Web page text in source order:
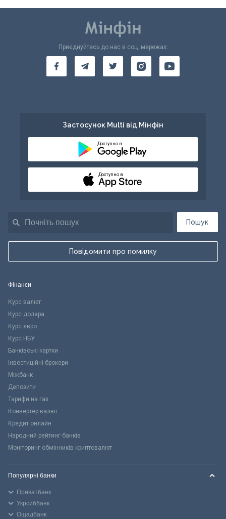
Пошук
Повідомити про помилку
Приєднуйтесь до нас в соц. мережах:
Застосунок Multi від Мінфін
Доступно в
Доступно в
Фінанси
Курс валют
Курс долара
Курс євро
Курс НБУ
Банківські картки
Інвестиційні брокери
Міжбанк
Депозити
Тарифи на газ
Конвертер валют
Кредит онлайн
Народний рейтинг банків
Моніторинг обмінників криптовалют
Популярні банки
Приватбанк
Укрсиббанк
Ощадбанк